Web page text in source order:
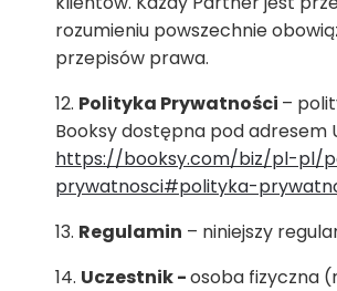
rozumieniu powszechnie
przepisów prawa.
Polityka Prywatności –
Booksy dostępna pod adresem
https://booksy.com/biz/pl-pl/
prywatnosci#polityka-
Regulamin – niniejszy
Uczestnik -osoba fizyczna